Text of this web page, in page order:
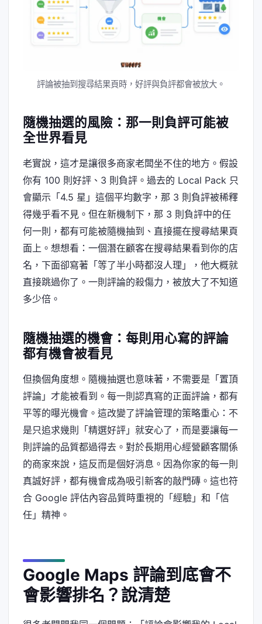
評論被抽到搜尋結果頁時，好評與負評都會被放大。
隨機抽選的風險：那一則負評可能被
全世界看見
老實說，這才是讓很多商家老闆坐不住的地方。假設
你有 100 則好評、3 則負評。過去的 Local Pack 只
會顯示「4.5 星」這個平均數字，那 3 則負評被稀釋
得幾乎看不見。但在新機制下，那 3 則負評中的任
何一則，都有可能被隨機抽到、直接擺在搜尋結果頁
面上。想想看：一個潛在顧客在搜尋結果看到你的店
名，下面卻寫著「等了半小時都沒人理」，他大概就
直接跳過你了。一則評論的殺傷力，被放大了不知道
多少倍。
隨機抽選的機會：每則用心寫的評論
都有機會被看見
但換個角度想。隨機抽選也意味著，不需要是「置頂
評論」才能被看到。每一則認真寫的正面評論，都有
平等的曝光機會。這改變了評論管理的策略重心：不
是只追求幾則「精選好評」就安心了，而是要讓每一
則評論的品質都過得去。對於長期用心經營顧客關係
的商家來說，這反而是個好消息。因為你家的每一則
真誠好評，都有機會成為吸引新客的敲門磚。這也符
合 Google 評估內容品質時重視的「經驗」和「信
任」精神。
Google Maps 評論到底會不
會影響排名？說清楚